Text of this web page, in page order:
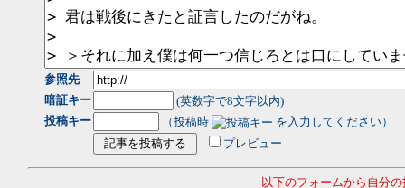
参照先
暗証キー
(英数字で8文字以内)
投稿キー
（投稿時
を入力してください）
プレビュー
- 以下のフォームから自分